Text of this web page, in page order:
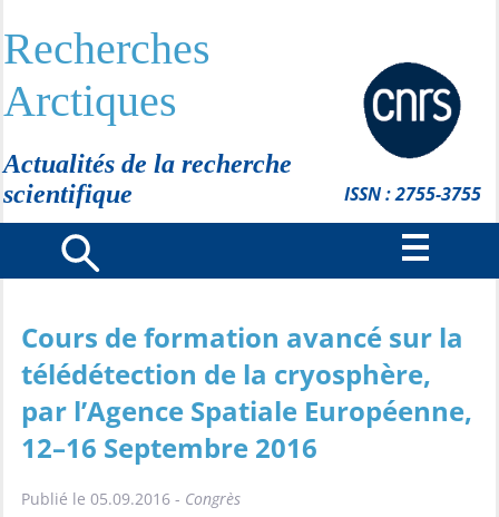
Recherches
Arctiques
Actualités de la recherche
scientifique
ISSN : 2755-3755
Cours de formation avancé sur la
télédétection de la cryosphère,
par l’Agence Spatiale Européenne,
12–16 Septembre 2016
Publié le 05.09.2016 - Congrès